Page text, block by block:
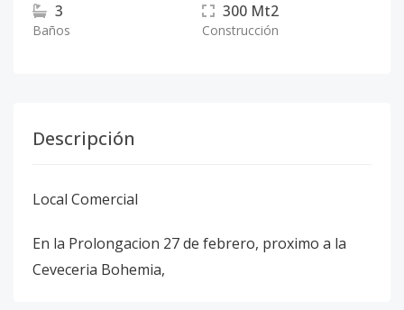
3
Baños
300 Mt2
Construcción
Descripción
Local Comercial
En la Prolongacion 27 de febrero, proximo a la
Ceveceria Bohemia,